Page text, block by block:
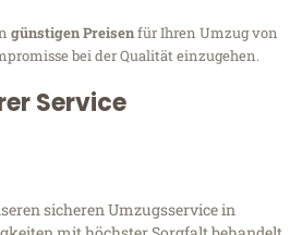
günstigen Preisenfür Ihren Umzug von
bei der Qualität einzugehen.
Service
sicheren Umzugsservice in